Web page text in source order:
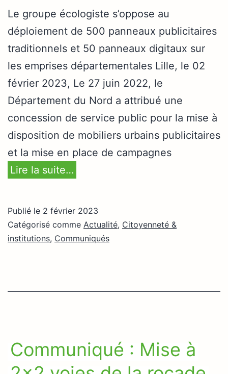
Le groupe écologiste s’oppose au
déploiement de 500 panneaux publicitaires
traditionnels et 50 panneaux digitaux sur
les emprises départementales Lille, le 02
février 2023, Le 27 juin 2022, le
Département du Nord a attribué une
concession de service public pour la mise à
disposition de mobiliers urbains publicitaires
et la mise en place de campagnes
Lire la suite…
Publié le 2 février 2023
Catégorisé comme Actualité, Citoyenneté &
institutions, Communiqués
Communiqué : Mise à